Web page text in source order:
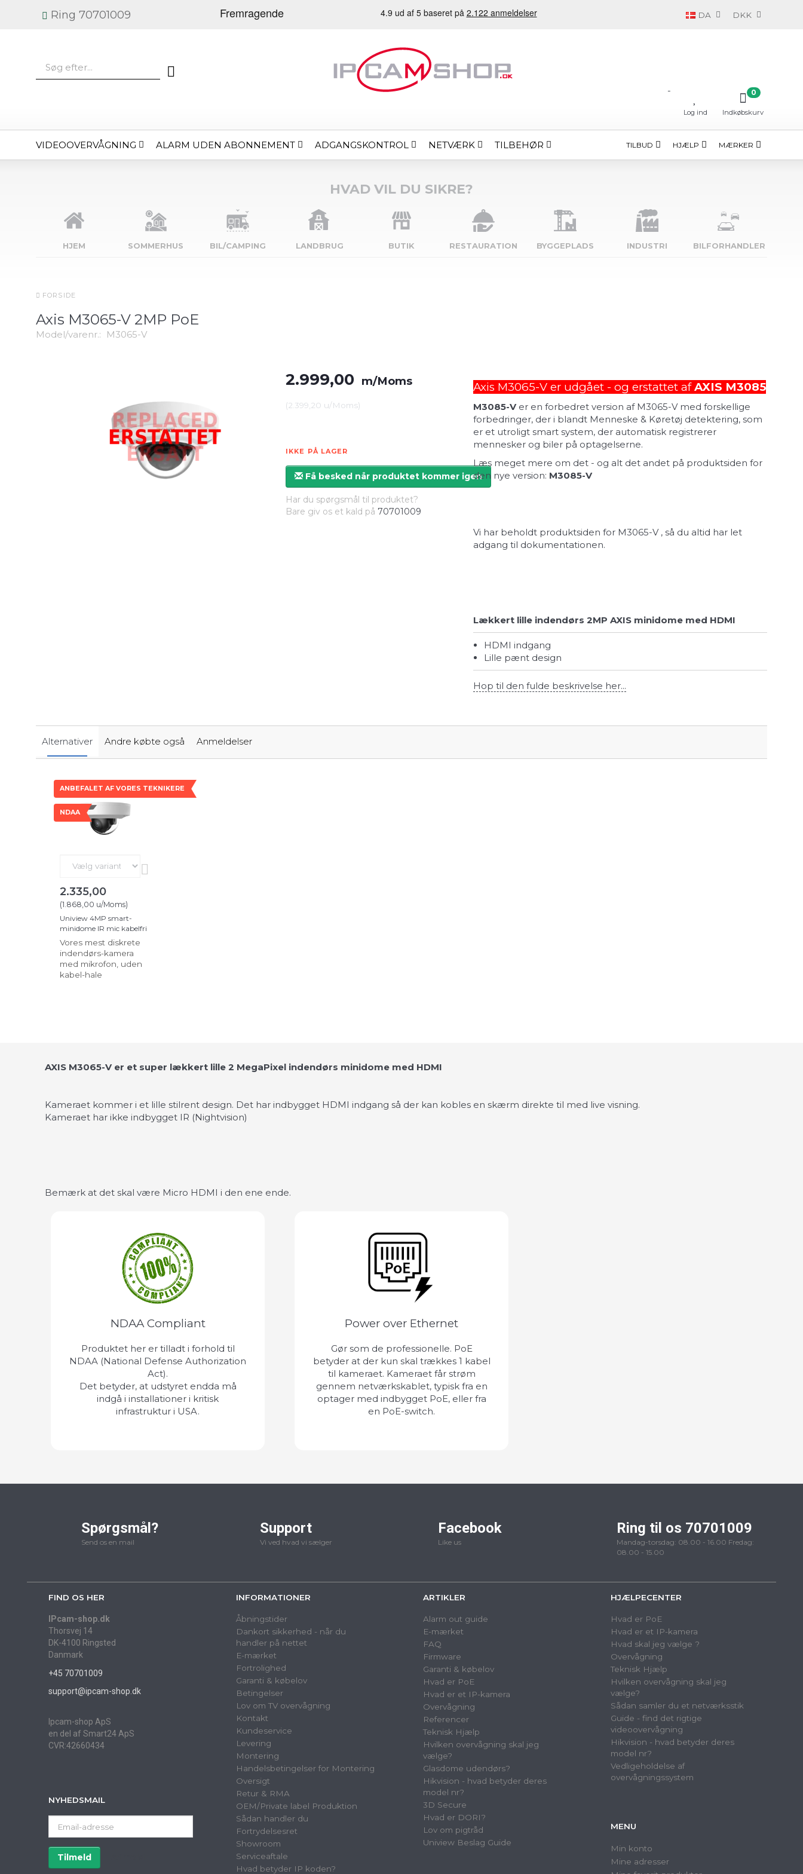
DA DKK
Ring 70701009
-
Log ind Indkøbskurv
0
VIDEOOVERVÅGNING ALARM UDEN ABONNEMENT ADGANGSKONTROL NETVÆRK TILBEHØR TILBUD HJÆLP MÆRKER
HVAD VIL DU SIKRE?
HJEM SOMMERHUS BIL/CAMPING LANDBRUG BUTIK RESTAURATION BYGGE­PLADS INDUSTRI BILFORHANDLER
FORSIDE
Axis M3065-V 2MP PoE
Model/varenr.: M3065-V
2.999,00 m/Moms
(2.399,20 u/Moms)
IKKE PÅ LAGER
Få besked når produktet kommer igen
Har du spørgsmål til produktet?
Bare giv os et kald på 70701009
Axis M3065-V er udgået - og erstattet afAXIS M3085
M3085-Ver en forbedret version af M3065-V med forskellige
forbedringer, der i blandt Menneske & Køretøj detektering, som
er et utroligt smart system, der automatisk registrerer
mennesker og biler på optagelserne.
Læs meget mere om det - og alt det andet på produktsiden for
den nye version: M3085-V
Vi har beholdt produktsiden for M3065-V , så du altid har let
adgang til dokumentationen.
Lækkert lille indendørs 2MP AXIS minidome med HDMI
HDMI indgang
Lille pænt design
Hop til den fulde beskrivelse her...
Alternativer Andre købte også Anmeldelser
ANBEFALET AF VORES TEKNIKERE
NDAA
2.335,00
(1.868,00 u/Moms)
Uniview 4MP smart-
minidome IR mic kabelfri
Vores mest diskrete
indendørs-kamera
med mikrofon, uden
kabel-hale
AXIS M3065-V er et super lækkert lille 2 MegaPixel indendørs minidome med HDMI
Kameraet kommer i et lille stilrent design. Det har indbygget HDMI indgang så der kan kobles en skærm direkte til med live visning.
Kameraet har ikke indbygget IR (Nightvision)
Bemærk at det skal være Micro HDMI i den ene ende.
NDAA Compliant
Produktet her er tilladt i forhold til
NDAA (National Defense Authorization
Act).
Det betyder, at udstyret endda må
indgå i installationer i kritisk
infrastruktur i USA.
Power over Ethernet
Gør som de professionelle. PoE
betyder at der kun skal trækkes 1 kabel
til kameraet. Kameraet får strøm
gennem netværkskablet, typisk fra en
optager med indbygget PoE, eller fra
en PoE-switch.
Spørgsmål?
Send os en mail
Support
Vi ved hvad vi sælger
Facebook
Like us
Ring til os 70701009
Mandag-torsdag: 08.00 - 16.00 Fredag:
08.00 - 15.00
FIND OS HER
IPcam-shop.dk
Thorsvej 14
DK-4100 Ringsted
Danmark
+45 70701009
support@ipcam-shop.dk
Ipcam-shop ApS
en del af Smart24 ApS
CVR:42660434
NYHEDSMAIL
adresse
Tilmeld
INFORMATIONER
Åbningstider
Dankort sikkerhed - når du
handler på nettet
E-mærket
Fortrolighed
Garanti & købelov
Betingelser
Lov om TV overvågning
Kontakt
Kundeservice
Levering
Montering
Handelsbetingelser for Montering
Oversigt
Retur & RMA
OEM/Private label Produktion
Sådan handler du
Fortrydelsesret
Showroom
Serviceaftale
Hvad betyder IP koden?
ARTIKLER
Alarm out guide
E-mærket
FAQ
Firmware
Garanti & købelov
Hvad er PoE
Hvad er et IP-kamera
Overvågning
Referencer
Teknisk Hjælp
Hvilken overvågning skal jeg
vælge?
Glasdome udendørs?
Hikvision - hvad betyder deres
model nr?
3D Secure
Hvad er DORI?
Lov om pigtråd
Uniview Beslag Guide
HJÆLPECENTER
Hvad er PoE
Hvad er et IP-kamera
Hvad skal jeg vælge ?
Overvågning
Teknisk Hjælp
Hvilken overvågning skal jeg
vælge?
Sådan samler du et netværksstik
Guide - find det rigtige
videoovervågning
Hikvision - hvad betyder deres
model nr?
Vedligeholdelse af
overvågningssystem
MENU
Min konto
Mine adresser